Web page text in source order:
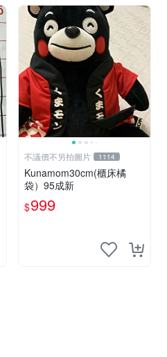
不議價不另拍圖片 1114
Kunamom30cm(櫃床橘
袋）95成新
$999